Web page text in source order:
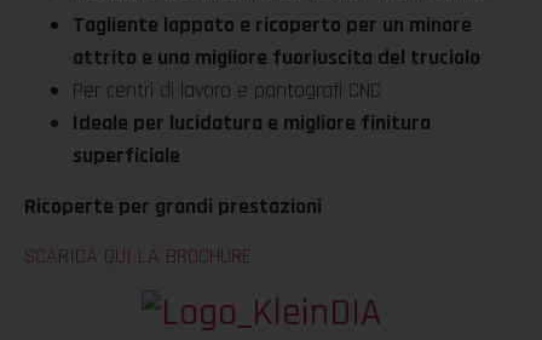
Tagliente lappato e ricoperto per un minore
attrito e una migliore fuoriuscita del truciolo
Per centri di lavoro e pantografi CNC
Ideale per lucidatura e migliore finitura
superficiale
Ricoperte per grandi prestazioni
SCARICA QUI LA BROCHURE